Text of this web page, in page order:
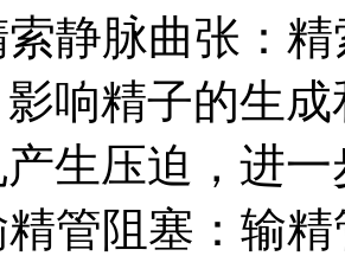
脉曲张：精
响精子的生
生压迫，进
阻塞：输精